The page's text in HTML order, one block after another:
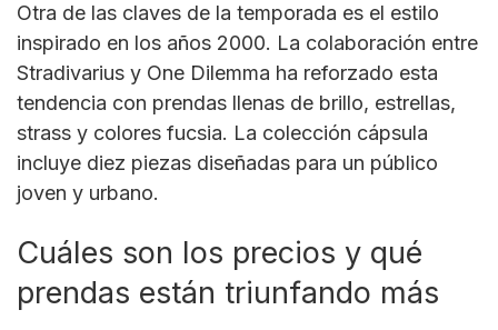
Otra de las claves de la temporada es el estilo
inspirado en los años 2000. La colaboración entre
Stradivarius y One Dilemma ha reforzado esta
tendencia con prendas llenas de brillo, estrellas,
strass y colores fucsia. La colección cápsula
incluye diez piezas diseñadas para un público
joven y urbano.
Cuáles son los precios y qué
prendas están triunfando más